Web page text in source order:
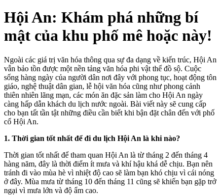
Hội An: Khám phá những bí
mật của khu phố mê hoặc này!
Ngoài các giá trị văn hóa thông qua sự đa dạng về kiến ​​trúc, Hội An
vẫn bảo tồn được một nền tảng văn hóa phi vật thể đồ sộ. Cuộc
sống hàng ngày của người dân nơi đây với phong tục, hoạt động tôn
giáo, nghệ thuật dân gian, lễ hội văn hóa cũng như phong cảnh
thiên nhiên lãng mạn, các món ăn đặc sản làm cho Hội An ngày
càng hấp dẫn khách du lịch nước ngoài. Bài viết này sẽ cung cấp
cho bạn tất tần tật những điều cần biết khi bận đặt chân đến với phố
cổ Hội An.
1. Thời gian tốt nhất để đi du lịch Hội An là khi nào?
Thời gian tốt nhất để tham quan Hội An là từ tháng 2 đến tháng 4
hàng năm, đây là thời điểm ít mưa và khí hậu khá dễ ​​chịu. Bạn nên
tránh đi vào mùa hè vì nhiệt độ cao sẽ làm bạn khó chịu vì cái nóng
ở đây. Mùa mưa từ tháng 10 đến tháng 11 cũng sẽ khiến bạn gặp trở
ngại vì mưa lớn và độ ẩm cao.